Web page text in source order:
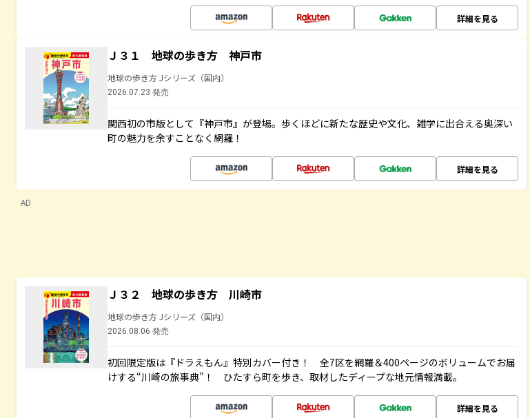
詳細を見る
Ｊ３１ 地球の歩き方 神戸市
地球の歩き方 Jシリーズ（国内）
2026.07.23 発売
関西初の市版として『神戸市』が登場。歩くほどに新たな歴史や文化、雑学に出合える奥深い
町の魅力を余すことなく網羅！
詳細を見る
AD
Ｊ３２ 地球の歩き方 川崎市
地球の歩き方 Jシリーズ（国内）
2026.08.06 発売
初回限定版は『ドラえもん』特別カバー付き！ 全7区を網羅＆400ページのボリュームでお届
けする“川崎の旅事典”！ ひたすら町を歩き、取材したディープな地元情報満載。
詳細を見る